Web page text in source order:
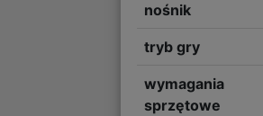
nośnik
tryb gry
wymagania
sprzętowe